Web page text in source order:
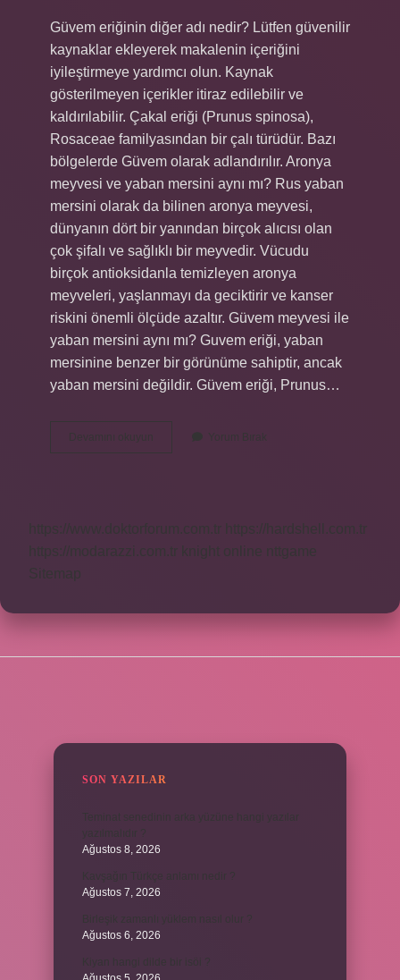
Güvem eriğinin diğer adı nedir? Lütfen güvenilir
kaynaklar ekleyerek makalenin içeriğini
iyileştirmeye yardımcı olun. Kaynak
gösterilmeyen içerikler itiraz edilebilir ve
kaldırılabilir. Çakal eriği (Prunus spinosa),
Rosaceae familyasından bir çalı türüdür. Bazı
bölgelerde Güvem olarak adlandırılır. Aronya
meyvesi ve yaban mersini aynı mı? Rus yaban
mersini olarak da bilinen aronya meyvesi,
dünyanın dört bir yanından birçok alıcısı olan
çok şifalı ve sağlıklı bir meyvedir. Vücudu
birçok antioksidanla temizleyen aronya
meyveleri, yaşlanmayı da geciktirir ve kanser
riskini önemli ölçüde azaltır. Güvem meyvesi ile
yaban mersini aynı mı? Guvem eriği, yaban
mersinine benzer bir görünüme sahiptir, ancak
yaban mersini değildir. Güvem eriği, Prunus…
Devamını okuyun
Ve
Yorum Bırak
https://www.doktorforum.com.tr
https://hardshell.com.tr
https://modarazzi.com.tr
knight online
nttgame
Sitemap
SON YAZILAR
Ağustos 8, 2026
Ağustos 7, 2026
Ağustos 6, 2026